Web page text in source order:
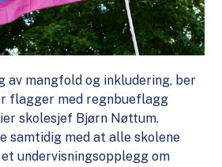
av mangfold og inkludering, ber
flagger med regnbueflagg
skolesjef Bjørn Nøttum.
samtidig med at alle skolene
undervisningsopplegg om